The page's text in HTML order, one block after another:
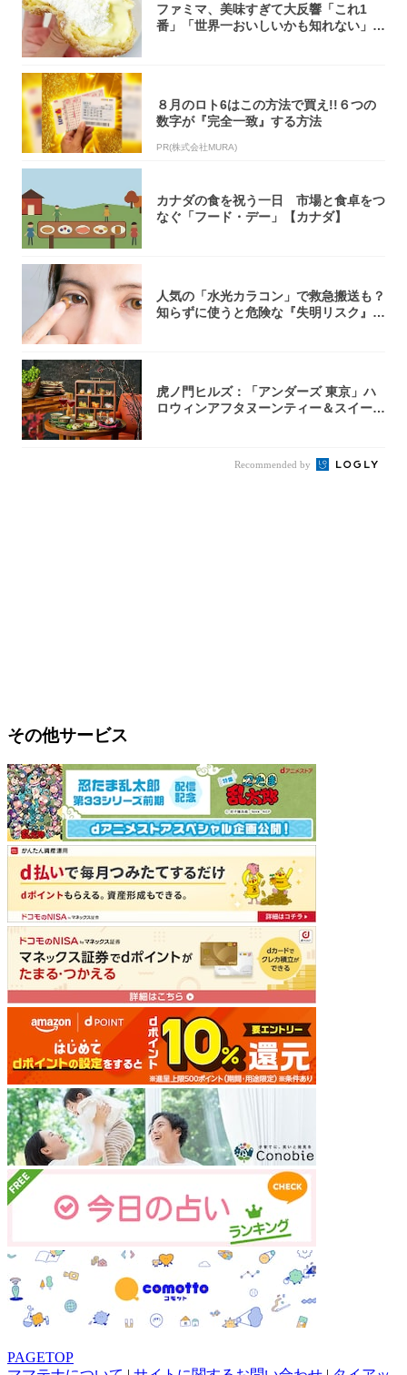
ファミマ、美味すぎて大反響「これ1
番」「世界一おいしいかも知れない」
８月のロト6はこの方法で買え!!６つの
数字が『完全一致』する方法
PR(株式会社MURA)
カナダの食を祝う一日 市場と食卓をつ
なぐ「フード・デー」【カナダ】
人気の「水光カラコン」で救急搬送も？
知らずに使うと危険な『失明リスク』と
虎ノ門ヒルズ：「アンダーズ 東京」ハ
ロウィンアフタヌーンティー＆スイーツ
Recommended by
その他サービス
PAGETOP